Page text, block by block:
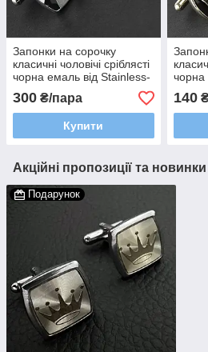
Запонки на сорочку
класичні чоловічі сріблясті
чорна емаль від Stainless-
300 ₴/пара
Купити
чорна
140
Акційні пропозиції та новинки
Подарунок